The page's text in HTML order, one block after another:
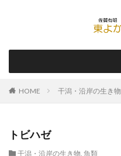
HOME 干潟・沿岸の生き物
トビハゼ
干潟・沿岸の生き物, 魚類